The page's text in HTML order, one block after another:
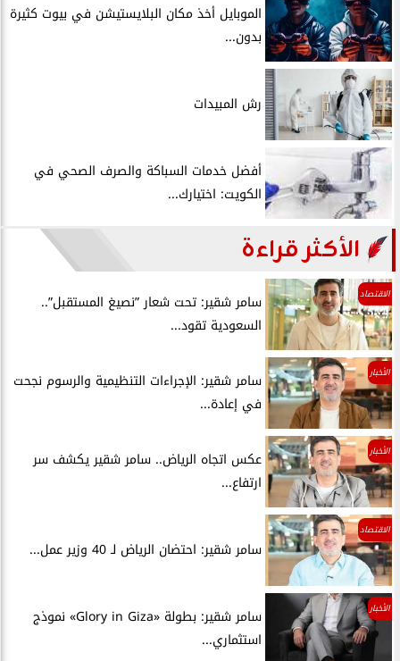
الموبايل أخذ مكان البلايستيشن في بيوت كثيرة
بدون...
رش المبيدات
أفضل خدمات السباكة والصرف الصحي في
الكويت: اختيارك...
الأكثر قراءة
الاقتصاد
سامر شقير: تحت شعار ”نصيغ المستقبل”..
السعودية تقود...
الأخبار
سامر شقير: الإجراءات التنظيمية والرسوم نجحت
في إعادة...
الأخبار
عكس اتجاه الرياض.. سامر شقير يكشف سر
ارتفاع...
الاقتصاد
سامر شقير: احتضان الرياض لـ 40 وزير عمل...
الأخبار
سامر شقير: بطولة «Glory in Giza» نموذج
استثماري...